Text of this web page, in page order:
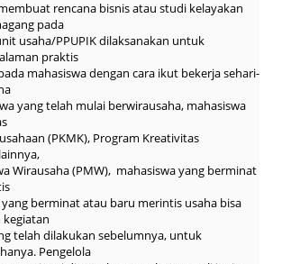
rencana bisnis atau studi kelayakan
pada
usaha/PPUPIK dilaksanakan untuk
praktis
mahasiswa dengan cara ikut bekerja sehari-
yang telah mulai berwirausaha, mahasiswa
(PKMK), Program Kreativitas
Wirausaha (PMW), mahasiswa yang berminat
berminat atau baru merintis usaha bisa
telah dilakukan sebelumnya, untuk
Pengelola